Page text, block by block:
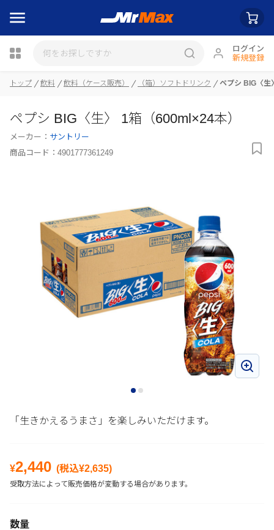
ログイン
新規登録
瓶詰
トップ 飲料 飲料（ケース販売） （箱）ソフトドリンク ペプシ BIG〈
ペプシ BIG〈生〉 1箱（600ml×24本）
メーカー： サントリー
商品コード： 4901777361249
「生きかえるうまさ」を楽しみいただけます。
¥2,440 (税込¥2,635)
受取方法によって販売価格が変動する場合があります。
数量